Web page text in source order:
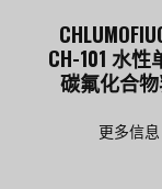
CH-101 水性
碳氟化合
更多信息